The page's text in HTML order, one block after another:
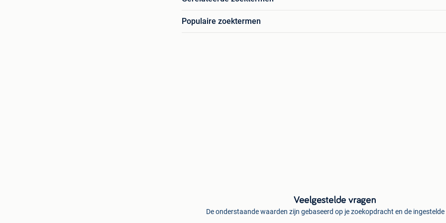
Populaire zoektermen
Veelgestelde vragen
De onderstaande waarden zijn gebaseerd op je zoekopdracht en de